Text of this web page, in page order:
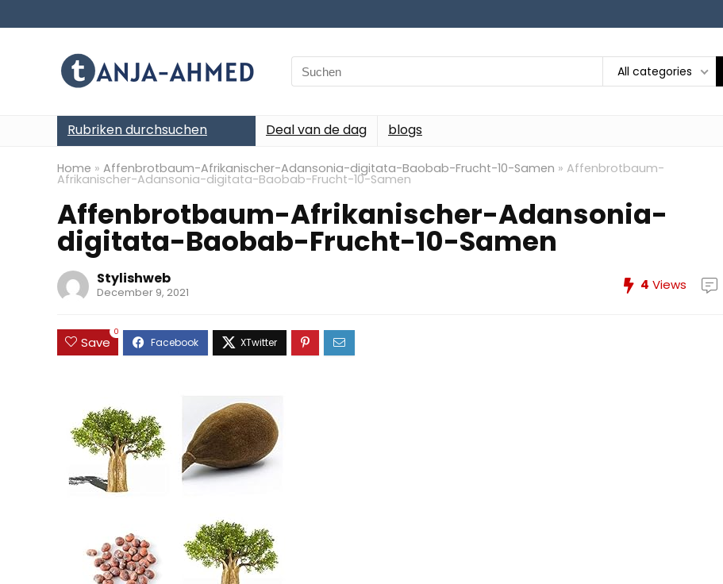
Search
for:
All categories
Rubriken durchsuchen Deal van de dag blogs
Home » Affenbrotbaum-Afrikanischer-Adansonia-digitata-Baobab-Frucht-10-Samen » Affenbrotbaum-
Afrikanischer-Adansonia-digitata-Baobab-Frucht-10-Samen
Affenbrotbaum-Afrikanischer-Adansonia-
digitata-Baobab-Frucht-10-Samen
Stylishweb
December 9, 2021 4 Views
Save
0